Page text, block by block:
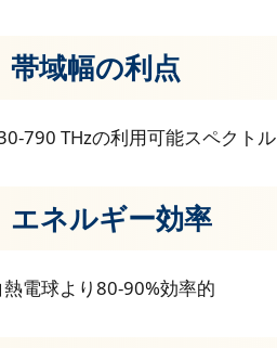
帯域幅の利点
790 THzの利用可能スペクトル
エネルギー効率
熱電球より80-90%効率的